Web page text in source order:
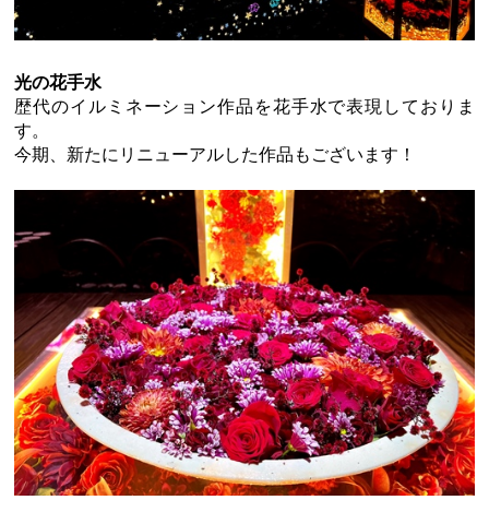
光の花手水
歴代のイルミネーション作品を花手水で表現しておりま
す。
今期、新たにリニューアルした作品もございます！